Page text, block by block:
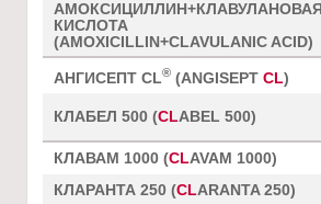
АМОКСИЦИЛЛИН+КЛАВУЛАНОВАЯ
КИСЛОТА
(AMOXICILLIN+CLAVULANIC ACID)
АНГИСЕПТ CL® (ANGISEPT CL)
КЛАБЕЛ 500 (CLABEL 500)
КЛАВАМ 1000 (CLAVAM 1000)
КЛАРАНТА 250 (CLARANTA 250)